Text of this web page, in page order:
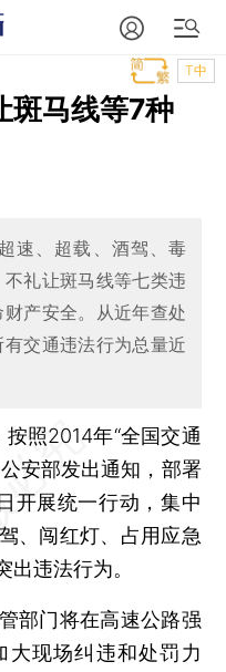
T中
斑马线等7种
速、超载、酒驾、毒
礼让斑马线等七类违
产安全。从近年查处
交通违法行为总量近
照2014年“全国交通
安部发出通知，部署
开展统一行动，集中
、闯红灯、占用应急
违法行为。
门将在高速公路强
大现场纠违和处罚力